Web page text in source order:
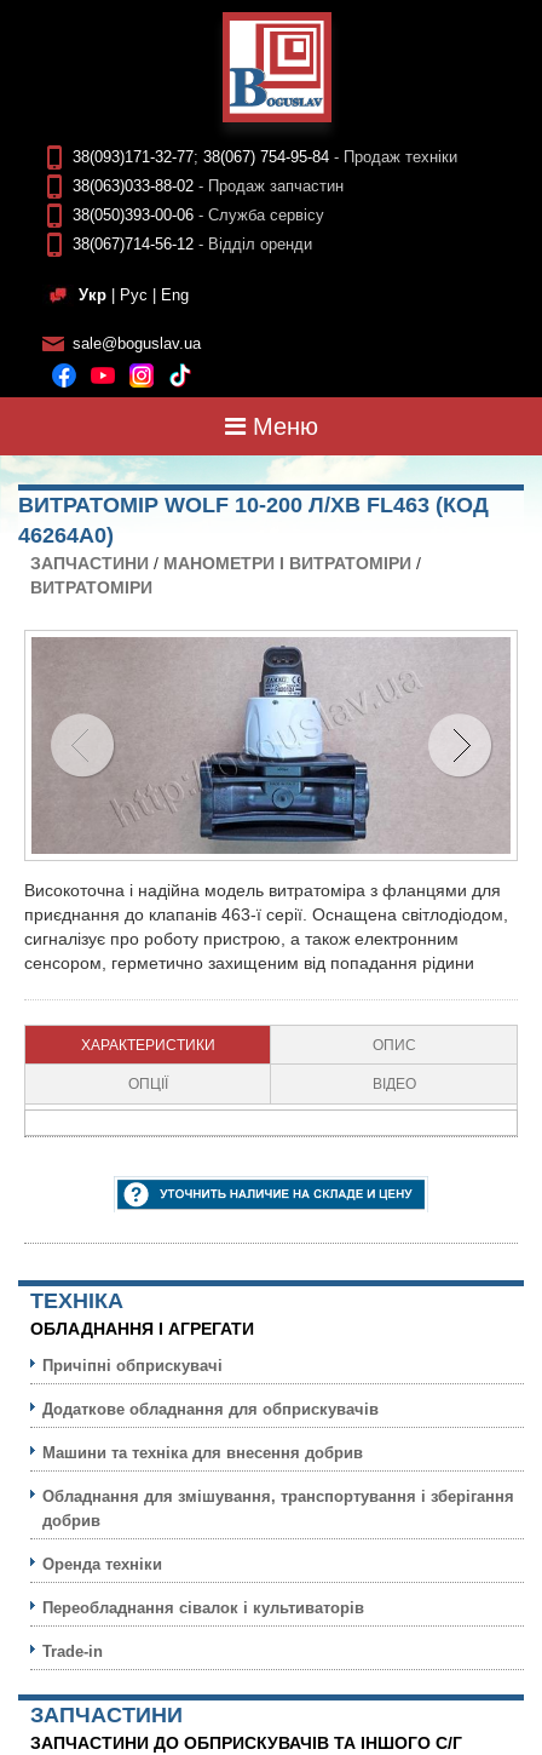
38(093)171-32-77; 38(067) 754-95-84 - Продаж техніки
38(063)033-88-02 - Продаж запчастин
38(050)393-00-06 - Служба сервісу
38(067)714-56-12 - Відділ оренди
Укр | Рус | Eng
sale@boguslav.ua
Меню
ВИТРАТОМІР WOLF 10-200 Л/ХВ FL463 (КОД
46264А0)
ЗАПЧАСТИНИ / МАНОМЕТРИ І ВИТРАТОМІРИ /
ВИТРАТОМІРИ
Високоточна і надійна модель витратоміра з фланцями для
приєднання до клапанів 463-ї серії. Оснащена світлодіодом,
сигналізує про роботу пристрою, а також електронним
сенсором, герметично захищеним від попадання рідини
ХАРАКТЕРИСТИКИ ОПИС
ОПЦІЇ ВІДЕО
ТЕХНIКА
ОБЛАДНАННЯ І АГРЕГАТИ
Причіпні обприскувачі
Додаткове обладнання для обприскувачів
Машини та техніка для внесення добрив
Обладнання для змішування, транспортування і зберігання
добрив
Оренда техніки
Переобладнання сівалок і культиваторів
Trade-in
ЗАПЧАСТИНИ
ЗАПЧАСТИНИ ДО ОБПРИСКУВАЧІВ ТА ІНШОГО С/Г